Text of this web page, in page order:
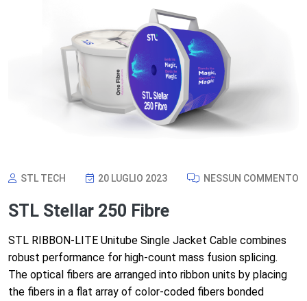
STL TECH 20 LUGLIO 2023 NESSUN COMMENTO
STL Stellar 250 Fibre
STL RIBBON-LITE Unitube Single Jacket Cable combines
robust performance for high-count mass fusion splicing.
The optical fibers are arranged into ribbon units by placing
the fibers in a flat array of color-coded fibers bonded